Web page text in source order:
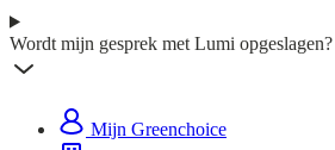
Wordt mijn gesprek met Lumi opgeslagen?
Mijn Greenchoice